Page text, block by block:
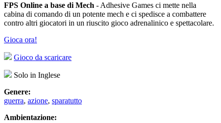
FPS Online a base di Mech - Adhesive Games ci mette nella
cabina di comando di un potente mech e ci spedisce a combattere
contro altri giocatori in un riuscito gioco adrenalinico e spettacolare.
Gioca ora!
Gioco da scaricare
Solo in Inglese
Genere:
guerra, azione, sparatutto
Ambientazione: